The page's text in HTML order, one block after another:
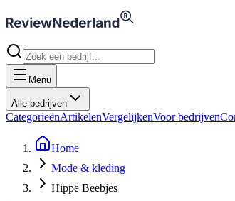
Menu
Alle bedrijven
CategorieënArtikelenVergelijkenVoor bedrijven
Home
Mode & kleding
Hippe Beebjes